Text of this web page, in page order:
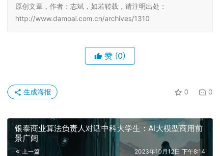
原创文章，作者：志斌，如若转载，请注明出处：
http://www.damoai.com.cn/archives/1310
赞 (0)
0 0
生成海报
银泰商业算法负责人对话中科大学生：AI大模型商用前
景广阔
上一篇 2023年10月12日 下午8:14